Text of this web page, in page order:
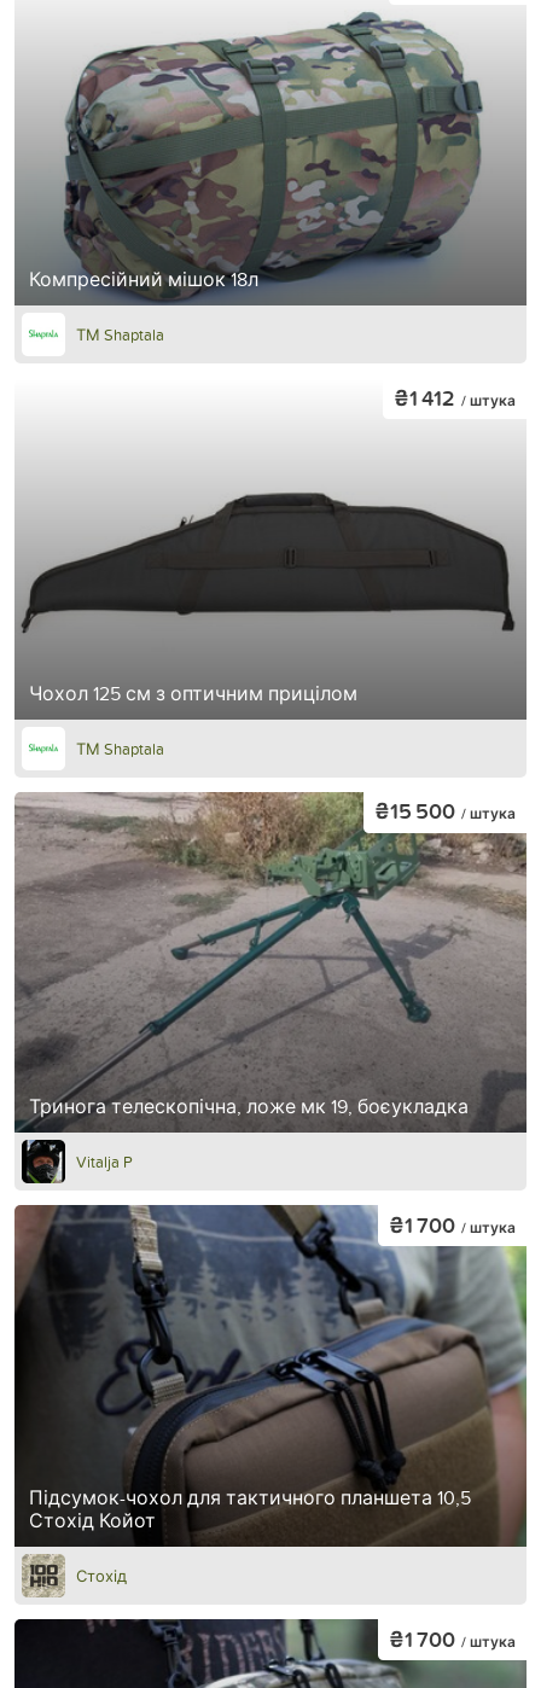
Компресійний мішок 18л
ТМ Shaptala
Чохол 125 см з оптичним прицілом
₴1 412 / штука
ТМ Shaptala
Тринога телескопічна, ложе мк 19, боєукладка
₴15 500 / штука
Vitalja P
Підсумок-чохол для тактичного планшета 10,5
Стохід Койот
₴1 700 / штука
Стохід
₴1 700 / штука